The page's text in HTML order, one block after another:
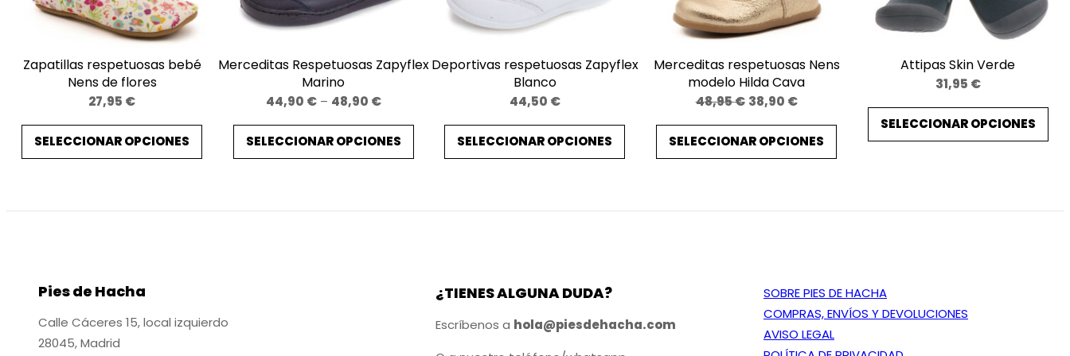
o
n
o
Zapatillas respetuosas bebé
Nens de flores
27,95 €
SELECCIONAR OPCIONES
Merceditas Respetuosas Zapyflex
Marino
44,90 € – 48,90 €Price
range:
44,90 €
through
SELECCIONAR OPCIONES
Deportivas respetuosas Zapyflex
Blanco
44,50 €
SELECCIONAR OPCIONES
Merceditas respetuosas Nens
modelo Hilda Cava
48,95€ El
precio
original
era:
38,90 €El
precio
actual
es:
SELECCIONAR OPCIONES
Attipas Skin Verde
31,95 €
SELECCIONAR OPCIONES
Pies de Hacha
Calle Cáceres 15, local izquierdo
28045, Madrid
¿TIENES ALGUNA DUDA?
Escríbenos a hola@piesdehacha.com
SOBRE PIES DE HACHA
COMPRAS, ENVÍOS Y DEVOLUCIONES
AVISO LEGAL